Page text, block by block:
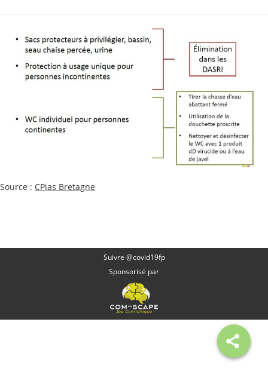
Source : CPias Bretagne
Suivre @covid19fp
Sponsorisé par